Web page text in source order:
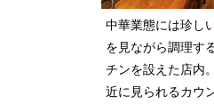
中華業態には珍し
を見ながら調理す
チンを設えた店内
近に見られるカウ